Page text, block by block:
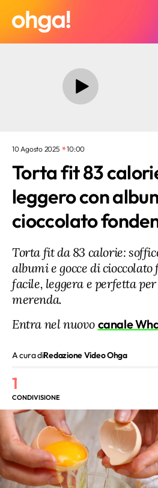
10 Agosto 2025 10:00
Torta fit 83
leggero con
cioccolato
Torta fit da 83 calorie:
albumi e gocce di
facile, leggera e perfetta
merenda.
Entra nel nuovo canale
A cura diRedazione Video Ohga
1
CONDIVISIONE